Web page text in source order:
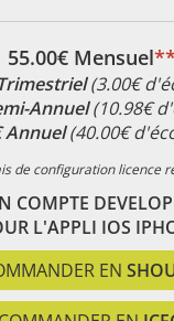
55.00€ Mensuel**
(3.00€
Annuel(10.98€
Annuel(40.00€
de configuration licence
COMPTE
L'APPLI IOS
EN